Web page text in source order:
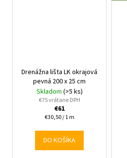
Drenážna lišta LK okrajová
pevná 200 x 25 cm
Skladom (>5 ks)
€75 vrátane DPH
€61
Jednotková
€30,50 / 1 m
DO KOŠÍKA